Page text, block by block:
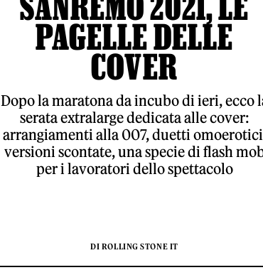
PAGELLE DELLE
COVER
Dopo la maratona da incubo di ieri, ecco
serata extralarge dedicata alle cover:
arrangiamenti alla 007, duetti
versioni scontate, una specie di flash
per i lavoratori dello spettacolo
DI ROLLING STONE IT